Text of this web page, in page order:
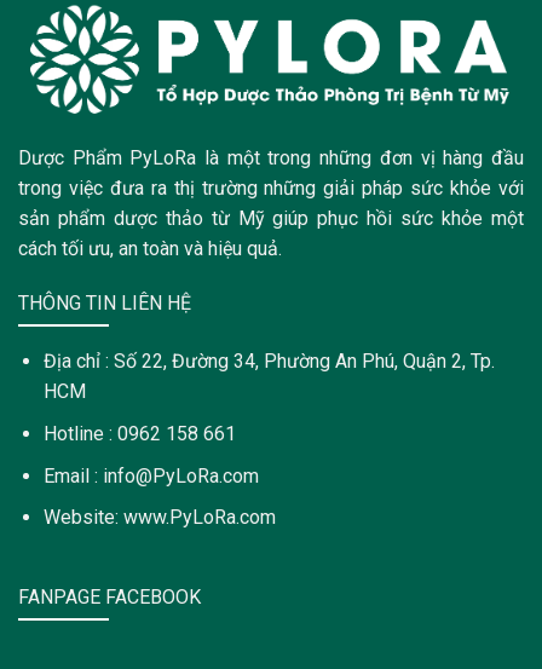
Dược Phẩm PyLoRa là một trong những đơn vị hàng đầu
trong việc đưa ra thị trường những giải pháp sức khỏe với
sản phẩm dược thảo từ Mỹ giúp phục hồi sức khỏe một
cách tối ưu, an toàn và hiệu quả.
THÔNG TIN LIÊN HỆ
Địa chỉ : Số 22, Đường 34, Phường An Phú, Quận 2, Tp.
HCM
Hotline : 0962 158 661
Email : info@PyLoRa.com
Website: www.PyLoRa.com
FANPAGE FACEBOOK